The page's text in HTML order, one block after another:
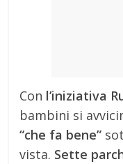
Con l’iniziativa
bambini si
“che fa bene”
vista. Sette